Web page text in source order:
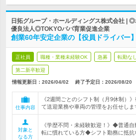
日拓グループ・ホールディングス株式会社 |
優良法人◎TOKYOパパ育業促進企業
創業60年安定企業の【役員ドライバー】
正社員 職種・業種未経験OK 急募 転勤なし
第二新卒歓迎
情報更新日：2026/04/02 終了予定日： 2026/08/20
仕事内容
《2週間ごとのシフト制（月9休制）
て送迎業務や車両の管理をお任せしま
対象と
なる方
《学歴不問・未経験歓迎！》◆普通
転に慣れている方◆シフト勤務に抵抗